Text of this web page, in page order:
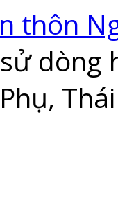
thôn
dòng